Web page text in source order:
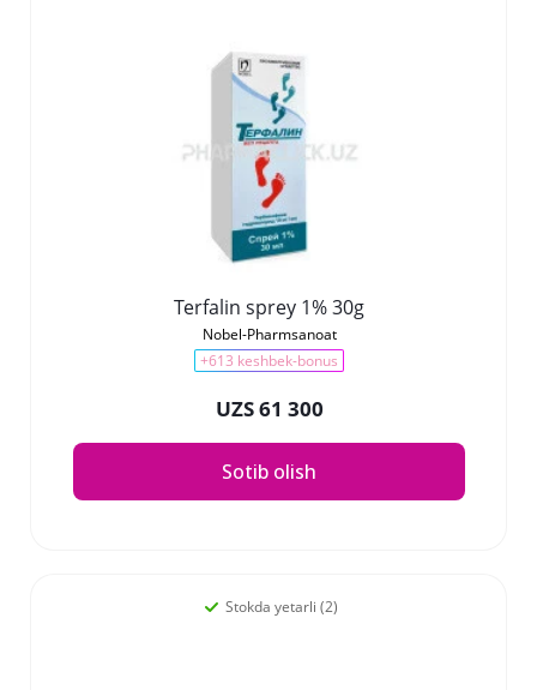
Terfalin sprey 1% 30g
Nobel-Pharmsanoat
+613 keshbek-bonus
UZS 61 300
Sotib olish
Stokda yetarli (2)